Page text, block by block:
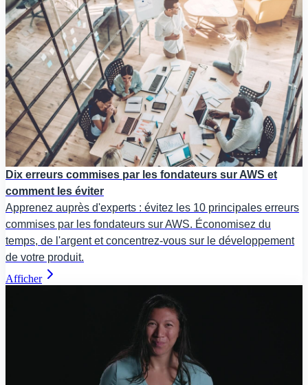
Dix erreurs commises par les fondateurs sur AWS et
comment les éviter
Apprenez auprès d'experts : évitez les 10 principales erreurs
commises par les fondateurs sur AWS. Économisez du
temps, de l'argent et concentrez-vous sur le développement
de votre produit.
Afficher